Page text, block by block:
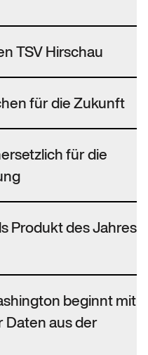
TSV Hirschau
für die Zukunft
für die
Produkt des Jahres
beginnt mit
aus der